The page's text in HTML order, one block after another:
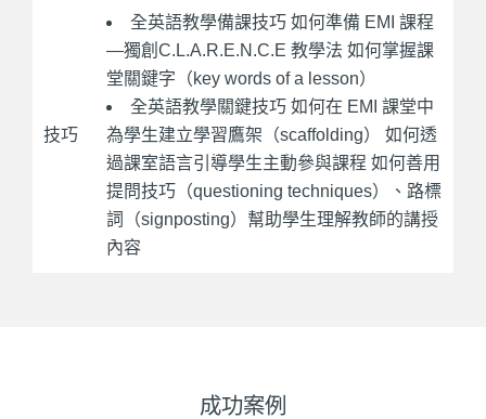
技巧
全英語教學備課技巧 如何準備 EMI 課程
—獨創C.L.A.R.E.N.C.E 教學法 如何掌握課
堂關鍵字（key words of a lesson）
全英語教學關鍵技巧 如何在 EMI 課堂中
為學生建立學習鷹架（scaffolding） 如何透
過課室語言引導學生主動參與課程 如何善用
提問技巧（questioning techniques）、路標
詞（signposting）幫助學生理解教師的講授
內容
成功案例